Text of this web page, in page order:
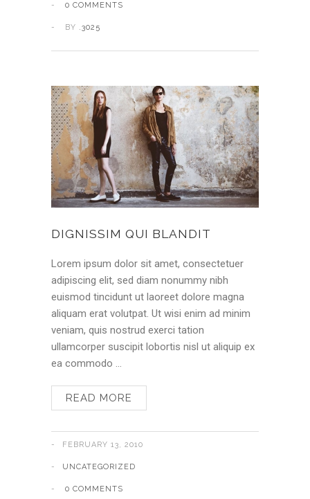
0 COMMENTS
BY .3025
DIGNISSIM QUI BLANDIT
Lorem ipsum dolor sit amet, consectetuer
adipiscing elit, sed diam nonummy nibh
euismod tincidunt ut laoreet dolore magna
aliquam erat volutpat. Ut wisi enim ad minim
veniam, quis nostrud exerci tation
ullamcorper suscipit lobortis nisl ut aliquip ex
ea commodo …
READ MORE
FEBRUARY 13, 2010
UNCATEGORIZED
0 COMMENTS